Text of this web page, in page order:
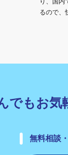
るので、
でも お気
無料相談